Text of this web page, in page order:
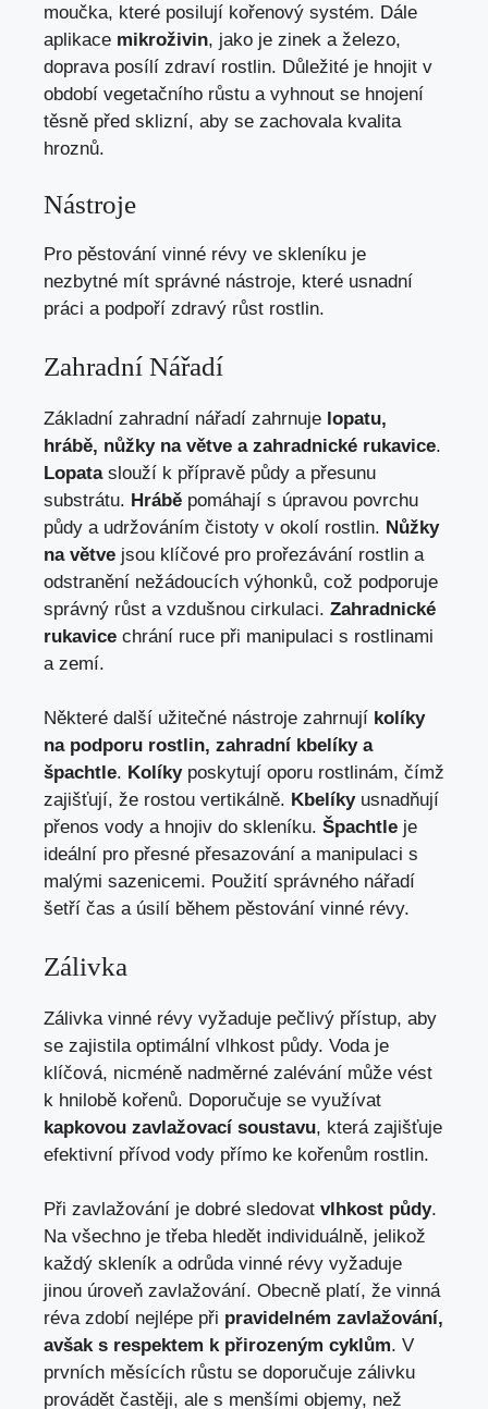
moučka, které posilují kořenový systém. Dále
aplikace mikroživin, jako je zinek a železo,
doprava posílí zdraví rostlin. Důležité je hnojit v
období vegetačního růstu a vyhnout se hnojení
těsně před sklizní, aby se zachovala kvalita
hroznů.
Nástroje
Pro pěstování vinné révy ve skleníku je
nezbytné mít správné nástroje, které usnadní
práci a podpoří zdravý růst rostlin.
Zahradní Nářadí
Základní zahradní nářadí zahrnuje lopatu,
hrábě, nůžky na větve a zahradnické rukavice.
Lopataslouží k přípravě půdy a přesunu
substrátu. Hrábě pomáhají s úpravou povrchu
půdy a udržováním čistoty v okolí rostlin. Nůžky
na větve jsou klíčové pro prořezávání rostlin a
odstranění nežádoucích výhonků, což podporuje
správný růst a vzdušnou cirkulaci. Zahradnické
rukavice chrání ruce při manipulaci s rostlinami
a zemí.
Některé další užitečné nástroje zahrnují kolíky
na podporu rostlin, zahradní kbelíky a
špachtle. Kolíkyposkytují oporu rostlinám, čímž
zajišťují, že rostou vertikálně. Kbelíkyusnadňují
přenos vody a hnojiv do skleníku. Špachtle je
ideální pro přesné přesazování a manipulaci s
malými sazenicemi. Použití správného nářadí
šetří čas a úsilí během pěstování vinné révy.
Zálivka
Zálivka vinné révy vyžaduje pečlivý přístup, aby
se zajistila optimální vlhkost půdy. Voda je
klíčová, nicméně nadměrné zalévání může vést
k hnilobě kořenů. Doporučuje se využívat
kapkovou zavlažovací soustavu, která zajišťuje
efektivní přívod vody přímo ke kořenům rostlin.
Při zavlažování je dobré sledovat vlhkost půdy.
Na všechno je třeba hledět individuálně, jelikož
každý skleník a odrůda vinné révy vyžaduje
jinou úroveň zavlažování. Obecně platí, že vinná
réva zdobí nejlépe při pravidelném zavlažování,
avšak s respektem k přirozeným cyklům. V
prvních měsících růstu se doporučuje zálivku
provádět častěji, ale s menšími objemy, než